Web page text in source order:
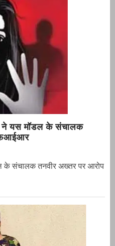
ने यस मॉडल के संचालक
के संचालक तनवीर अख्तर पर आरोप